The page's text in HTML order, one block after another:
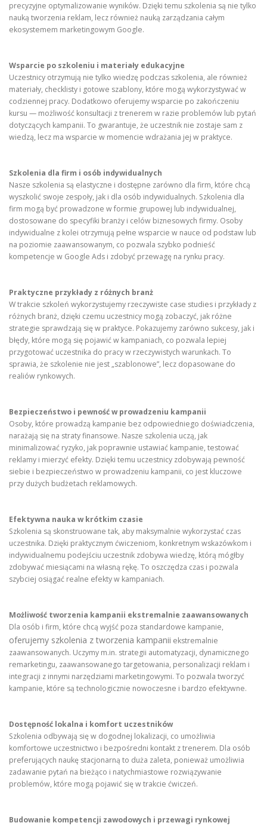
precyzyjne optymalizowanie wyników. Dzięki temu szkolenia są nie tylko
nauką tworzenia reklam, lecz również nauką zarządzania całym
ekosystemem marketingowym Google.
Wsparcie po szkoleniu i materiały edukacyjne
Uczestnicy otrzymują nie tylko wiedzę podczas szkolenia, ale również
materiały, checklisty i gotowe szablony, które mogą wykorzystywać w
codziennej pracy. Dodatkowo oferujemy wsparcie po zakończeniu
kursu — możliwość konsultacji z trenerem w razie problemów lub pytań
dotyczących kampanii. To gwarantuje, że uczestnik nie zostaje sam z
wiedzą, lecz ma wsparcie w momencie wdrażania jej w praktyce.
Szkolenia dla firm i osób indywidualnych
Nasze szkolenia są elastyczne i dostępne zarówno dla firm, które chcą
wyszkolić swoje zespoły, jak i dla osób indywidualnych. Szkolenia dla
firm mogą być prowadzone w formie grupowej lub indywidualnej,
dostosowane do specyfiki branży i celów biznesowych firmy. Osoby
indywidualne z kolei otrzymują pełne wsparcie w nauce od podstaw lub
na poziomie zaawansowanym, co pozwala szybko podnieść
kompetencje w Google Ads i zdobyć przewagę na rynku pracy.
Praktyczne przykłady z różnych branż
W trakcie szkoleń wykorzystujemy rzeczywiste case studies i przykłady z
różnych branż, dzięki czemu uczestnicy mogą zobaczyć, jak różne
strategie sprawdzają się w praktyce. Pokazujemy zarówno sukcesy, jak i
błędy, które mogą się pojawić w kampaniach, co pozwala lepiej
przygotować uczestnika do pracy w rzeczywistych warunkach. To
sprawia, że szkolenie nie jest „szablonowe”, lecz dopasowane do
realiów rynkowych.
Bezpieczeństwo i pewność w prowadzeniu kampanii
Osoby, które prowadzą kampanie bez odpowiedniego doświadczenia,
narażają się na straty finansowe. Nasze szkolenia uczą, jak
minimalizować ryzyko, jak poprawnie ustawiać kampanie, testować
reklamy i mierzyć efekty. Dzięki temu uczestnicy zdobywają pewność
siebie i bezpieczeństwo w prowadzeniu kampanii, co jest kluczowe
przy dużych budżetach reklamowych.
Efektywna nauka w krótkim czasie
Szkolenia są skonstruowane tak, aby maksymalnie wykorzystać czas
uczestnika. Dzięki praktycznym ćwiczeniom, konkretnym wskazówkom i
indywidualnemu podejściu uczestnik zdobywa wiedzę, którą mógłby
zdobywać miesiącami na własną rękę. To oszczędza czas i pozwala
szybciej osiągać realne efekty w kampaniach.
Możliwość tworzenia kampanii ekstremalnie zaawansowanych
Dla osób i firm, które chcą wyjść poza standardowe kampanie,
oferujemy szkolenia z tworzenia kampanii ekstremalnie
zaawansowanych. Uczymy m.in. strategii automatyzacji, dynamicznego
remarketingu, zaawansowanego targetowania, personalizacji reklam i
integracji z innymi narzędziami marketingowymi. To pozwala tworzyć
kampanie, które są technologicznie nowoczesne i bardzo efektywne.
Dostępność lokalna i komfort uczestników
Szkolenia odbywają się w dogodnej lokalizacji, co umożliwia
komfortowe uczestnictwo i bezpośredni kontakt z trenerem. Dla osób
preferujących naukę stacjonarną to duża zaleta, ponieważ umożliwia
zadawanie pytań na bieżąco i natychmiastowe rozwiązywanie
problemów, które mogą pojawić się w trakcie ćwiczeń.
Budowanie kompetencji zawodowych i przewagi rynkowej